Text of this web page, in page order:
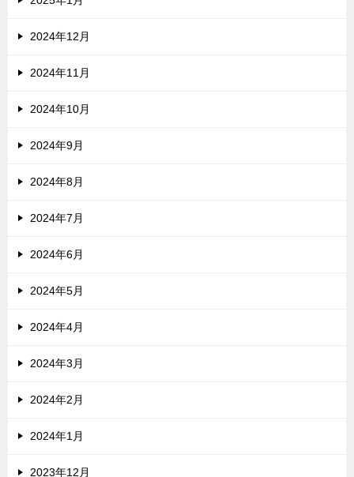
2024年12月
2024年11月
2024年10月
2024年9月
2024年8月
2024年7月
2024年6月
2024年5月
2024年4月
2024年3月
2024年2月
2024年1月
2023年12月